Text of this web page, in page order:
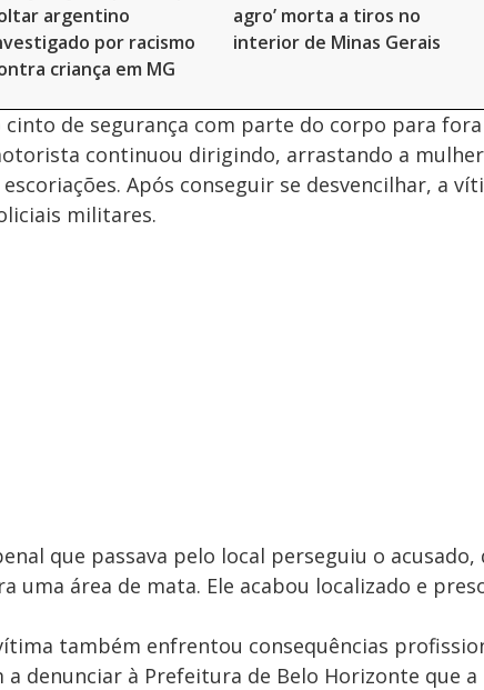
argentino
por racismo
criança em MG
agro’ morta a tiros no
interior de Minas Gerais
de segurança com parte do corpo para
continuou dirigindo, arrastando a
Após conseguir se desvencilhar, a
militares.
que passava pelo local perseguiu o acusado,
uma área de mata. Ele acabou localizado e
também enfrentou consequências
denunciar à Prefeitura de Belo Horizonte que a